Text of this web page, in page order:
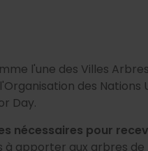
l'une des Villes
des Nations
Day.
nécessaires pour
apporter aux arbres de